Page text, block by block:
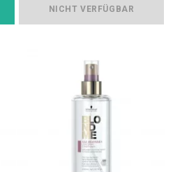
NICHT VERFÜGBAR